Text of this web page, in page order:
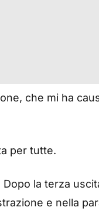
che mi ha
per tutte.
la terza
e nella